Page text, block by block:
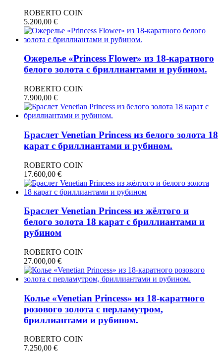
ROBERTO COIN
5.200,00 €
Ожерелье «Princess Flower» из 18-каратного
белого золота с бриллиантами и рубином.
ROBERTO COIN
7.900,00 €
Браслет Venetian Princess из белого золота 18
карат с бриллиантами и рубином.
ROBERTO COIN
17.600,00 €
Браслет Venetian Princess из жёлтого и
белого золота 18 карат с бриллиантами и
рубином
ROBERTO COIN
27.000,00 €
Колье «Venetian Princess» из 18-каратного
розового золота с перламутром,
бриллиантами и рубином.
ROBERTO COIN
7.250,00 €